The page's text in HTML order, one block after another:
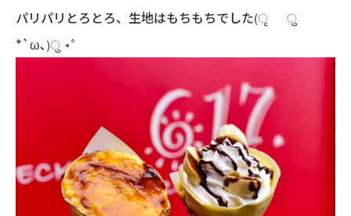
パリパリとろとろ、生地はもちもちでした(ृ ु
*`ω､)ु ⋆゜